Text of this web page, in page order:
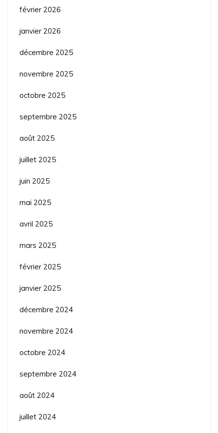
février 2026
janvier 2026
décembre 2025
novembre 2025
octobre 2025
septembre 2025
août 2025
juillet 2025
juin 2025
mai 2025
avril 2025
mars 2025
février 2025
janvier 2025
décembre 2024
novembre 2024
octobre 2024
septembre 2024
août 2024
juillet 2024